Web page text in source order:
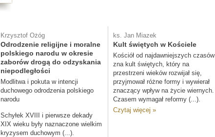
Krzysztof Ożóg
Odrodzenie religijne i moralne
polskiego narodu w okresie
zaborów drogą do odzyskania
niepodległości
Modlitwa i pokuta w intencji
duchowego odrodzenia polskiego
narodu
Schyłek XVIII i pierwsze dekady
XIX wieku były naznaczone wielkim
kryzysem duchowym (...).
ks. Jan Miazek
Kult świętych w Kościele
Kościół od najdawniejszych czasów
zna kult świętych, który na
przestrzeni wieków rozwijał się,
przyjmował różne formy i wywierał
znaczący wpływ na życie wiernych.
Czasem wymagał reformy (...).
Czytaj więcej »